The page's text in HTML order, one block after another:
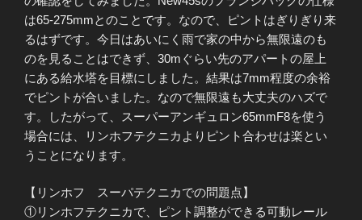
は65-275mmとのことです。なので、ピントはぎりぎり来
るはずです。今日はあいにく雨で家の中から無限遠のも
のを見ることはできず、30mぐらい先のアパートの屋上
にある給水塔を目標にしました。結果は7mm程度の余裕
でピントが合いました。なので無限遠も大丈夫のハズで
す。したがって、スーパーアンギュロン65mmF8を使う
場合には、リンホフテクニカよりピント合わせは楽とい
うことになります。
【リンホフ スーパテクニカでの問題点】
①リンホフテクニカで、ピント調整ができる可動レール